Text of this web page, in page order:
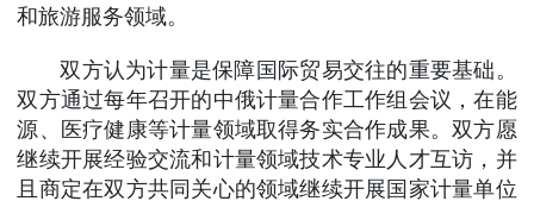
和旅游服务领域。
双方认为计量是保障国际贸易交往的重要基础。
双方通过每年召开的中俄计量合作工作组会议，在能
源、医疗健康等计量领域取得务实合作成果。双方愿
继续开展经验交流和计量领域技术专业人才互访，并
且商定在双方共同关心的领域继续开展国家计量单位